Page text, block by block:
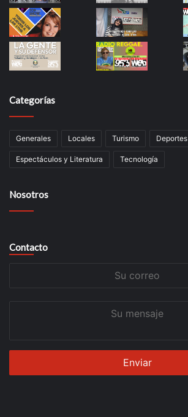
Categorías
Generales Locales Turismo Deportes
Espectáculos y Literatura Tecnología
Nosotros
Contacto